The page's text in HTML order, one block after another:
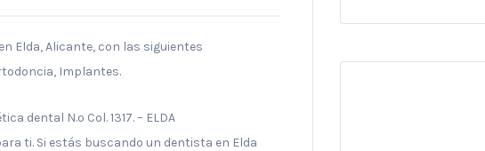
Elda, Alicante, con las siguientes
Implantes.
dental N.º Col. 1317. – ELDA
ti. Si estás buscando un dentista en Elda